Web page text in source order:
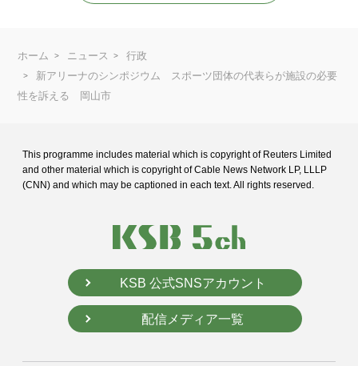
ホーム ニュース
行政
新アリーナのシンポジウム スポーツ団体の代表らが施設の必要
性を訴える 岡山市
This programme includes material which is copyright of Reuters Limited
and other material which is copyright of Cable News Network LP, LLLP
(CNN) and which may be captioned in each text. All rights reserved.
KSB 公式SNSアカウント
配信メディア一覧